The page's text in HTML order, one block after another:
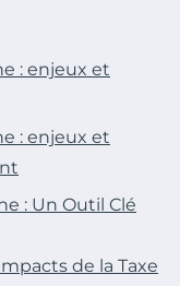
: enjeux et
: enjeux et
: Un Outil Clé
de la Taxe